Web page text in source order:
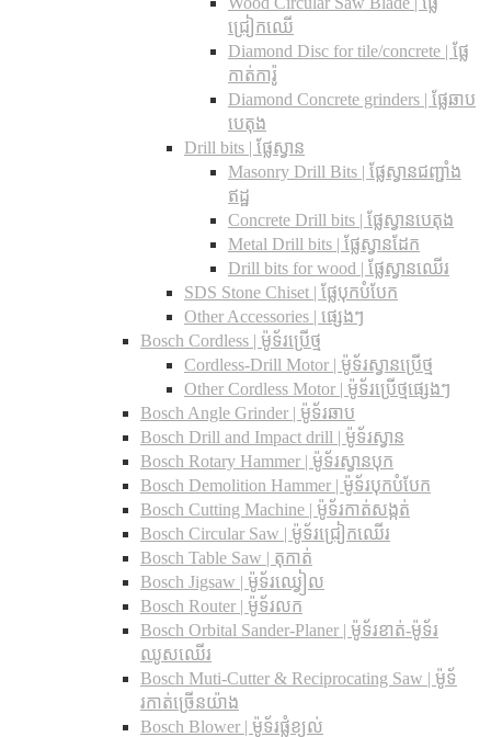
ជ្រៀកឈើ
Diamond Disc for tile/concrete​ | ផ្លែ
កាត់ការ៉ូ
Diamond Concrete grinders | ផ្លែឆាប
បេតុង
Drill bits |​ ផ្លែស្វាន
Masonry Drill Bits |​ ផ្លែស្វានជញ្ជាំង
ឥដ្ឋ
Concrete Drill bits |​ ផ្លែស្វានបេតុង
Metal Drill bits |​ ផ្លែស្វានដែក
Drill bits for wood |​ ផ្លែស្វានឈើរ
SDS Stone Chiset |​ ផ្លែបុកបំបែក
Other Accessories | ផ្សេងៗ
Bosch Cordless | ម៉ូទ័រប្រើថ្ម
Cordless-Drill Motor | ម៉ូទ័រស្វានប្រើថ្ម
Other Cordless Motor | ម៉ូទ័រប្រើថ្មផ្សេងៗ
Bosch Angle Grinder | ម៉ូទ័រឆាប
Bosch Drill and Impact drill | ម៉ូទ័រស្វាន
Bosch Rotary Hammer | ម៉ូទ័រស្វានបុក
Bosch Demolition Hammer | ម៉ូទ័របុកបំបែក
Bosch Cutting Machine | ម៉ូទ័រកាត់សង្កត់
Bosch Circular Saw | ម៉ូទ័រជ្រៀកឈើរ
Bosch Table Saw | តុកាត់
Bosch Jigsaw | ម៉ូទ័រឈ្វៀល
Bosch Router | ម៉ូទ័រលក
Bosch Orbital Sander-Planer​ | ម៉ូទ័រខាត់-ម៉ូទ័រ
ឈូសឈើរ
Bosch Muti-Cutter & Reciprocating Saw​ | ម៉ូទ័
រកាត់ច្រើនយ៉ាង
Bosch Blower | ម៉ូទ័រផ្លុំខ្យល់